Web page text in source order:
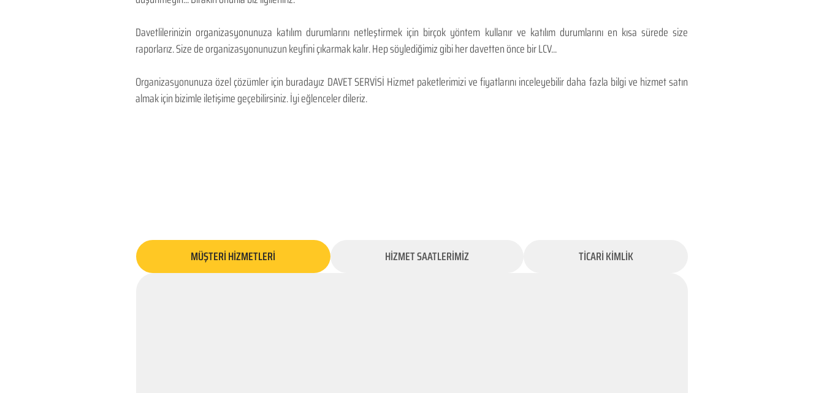
Davetlilerinizin organizasyonunuza katılım durumlarını netleştirmek için birçok yöntem kullanır ve katılım durumlarını en kısa sürede size
raporlarız. Size de organizasyonunuzun keyfini çıkarmak kalır. Hep söylediğimiz gibi her davetten önce bir LCV...
Organizasyonunuza özel çözümler için buradayız DAVET SERVİSİ Hizmet paketlerimizi ve fiyatlarını inceleyebilir daha fazla bilgi ve hizmet satın
almak için bizimle iletişime geçebilirsiniz. İyi eğlenceler dileriz.
MÜŞTERİ HİZMETLERİ HİZMET SAATLERİMİZ TİCARİ KİMLİK